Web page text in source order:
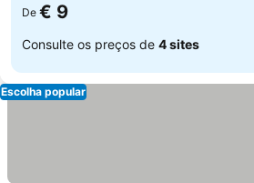
De € 9
Consulte os preços de 4 sites
Escolha popular